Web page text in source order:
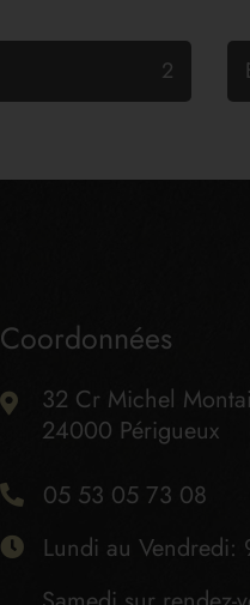
2
Coordonnées
32 Cr Michel
24000 Périgueux
05 53 05 73 08
Lundi au